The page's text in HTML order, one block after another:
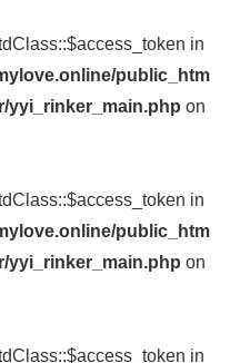
in
public_htm
yyi_rinker_main.php on
in
public_htm
yyi_rinker_main.php on
in